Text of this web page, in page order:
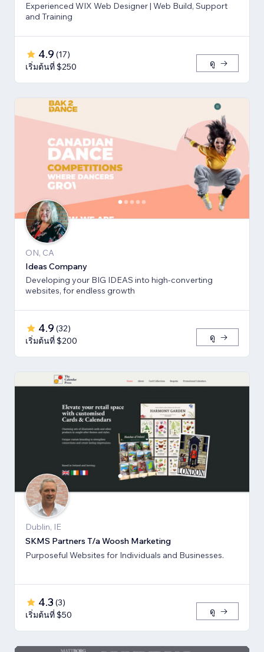
Experienced WIX Web Designer | Web Build, Support
and Training
4.9 (17)
เริ่มต้นที่ $250
ดู
ON, CA
Ideas Company
Developing your BIG IDEAS into high-converting
websites, for endless growth
4.9 (32)
เริ่มต้นที่ $200
ดู
Dublin, IE
SKMS Partners T/a Woosh Marketing
Purposeful Websites for Individuals and Businesses.
4.3 (3)
เริ่มต้นที่ $50
ดู